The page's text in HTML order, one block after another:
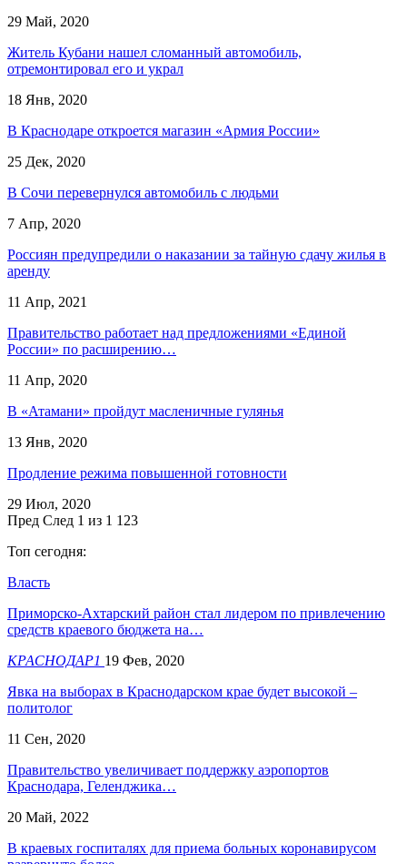
29 Май, 2020
Житель Кубани нашел сломанный автомобиль,
отремонтировал его и украл
18 Янв, 2020
В Краснодаре откроется магазин «Армия России»
25 Дек, 2020
В Сочи перевернулся автомобиль с людьми
7 Апр, 2020
Россиян предупредили о наказании за тайную сдачу жилья в
аренду
11 Апр, 2021
Правительство работает над предложениями «Единой
России» по расширению…
11 Апр, 2020
В «Атамани» пройдут масленичные гулянья
13 Янв, 2020
Продление режима повышенной готовности
29 Июл, 2020
Пред След 1 из 1 123
Топ сегодня:
Власть
Приморско-Ахтарский район стал лидером по привлечению
средств краевого бюджета на…
КРАСНОДАР1 19 Фев, 2020
Явка на выборах в Краснодарском крае будет высокой –
политолог
11 Сен, 2020
Правительство увеличивает поддержку аэропортов
Краснодара, Геленджика…
20 Май, 2022
В краевых госпиталях для приема больных коронавирусом